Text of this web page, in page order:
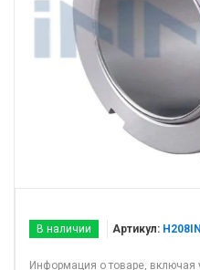
В наличии Артикул:
Информация о товаре, включая